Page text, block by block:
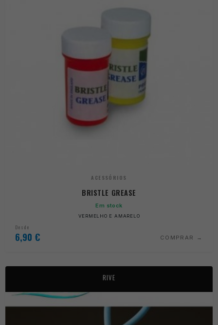
ACESSÓRIOS
BRISTLE GREASE
Em stock
VERMELHO E AMARELO
Desde
6,90 € COMPRAR
RIVE